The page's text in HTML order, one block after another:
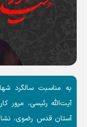
به مناسبت سالگرد
آیت‌الله رئیسی، مرور
آستان قدس رضوی،